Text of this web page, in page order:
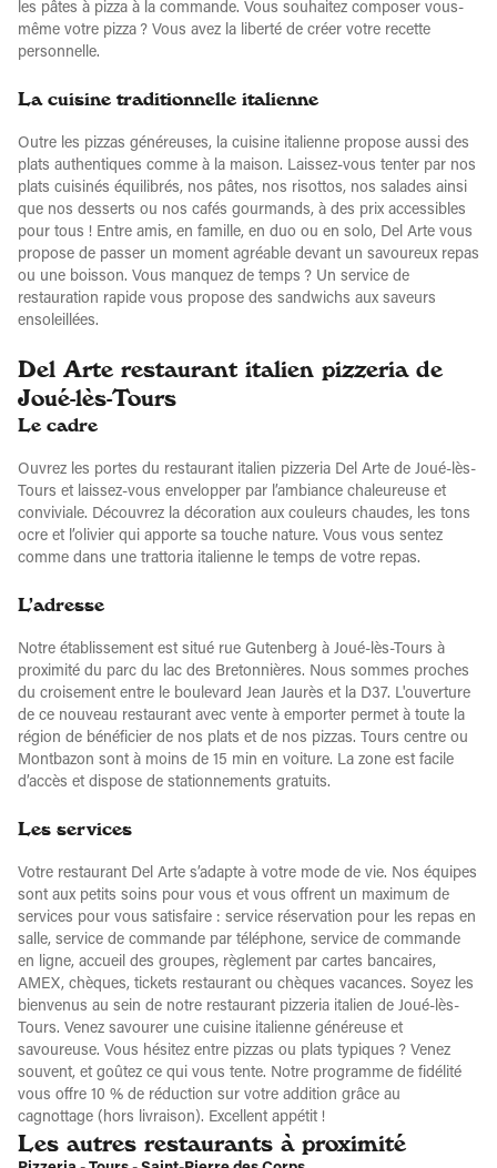
les pâtes à pizza à la commande. Vous souhaitez composer vous-
même votre pizza ? Vous avez la liberté de créer votre recette
personnelle.
La cuisine traditionnelle italienne
Outre les pizzas généreuses, la cuisine italienne propose aussi des
plats authentiques comme à la maison. Laissez-vous tenter par nos
plats cuisinés équilibrés, nos pâtes, nos risottos, nos salades ainsi
que nos desserts ou nos cafés gourmands, à des prix accessibles
pour tous ! Entre amis, en famille, en duo ou en solo, Del Arte vous
propose de passer un moment agréable devant un savoureux repas
ou une boisson. Vous manquez de temps ? Un service de
restauration rapide vous propose des sandwichs aux saveurs
ensoleillées.
Del Arte restaurant italien pizzeria de
Joué-lès-Tours
Le cadre
Ouvrez les portes du restaurant italien pizzeria Del Arte de Joué-lès-
Tours et laissez-vous envelopper par l’ambiance chaleureuse et
conviviale. Découvrez la décoration aux couleurs chaudes, les tons
ocre et l’olivier qui apporte sa touche nature. Vous vous sentez
comme dans une trattoria italienne le temps de votre repas.
L’adresse
Notre établissement est situé rue Gutenberg à Joué-lès-Tours à
proximité du parc du lac des Bretonnières. Nous sommes proches
du croisement entre le boulevard Jean Jaurès et la D37. L'ouverture
de ce nouveau restaurant avec vente à emporter permet à toute la
région de bénéficier de nos plats et de nos pizzas. Tours centre ou
Montbazon sont à moins de 15 min en voiture. La zone est facile
d’accès et dispose de stationnements gratuits.
Les services
Votre restaurant Del Arte s’adapte à votre mode de vie. Nos équipes
sont aux petits soins pour vous et vous offrent un maximum de
services pour vous satisfaire : service réservation pour les repas en
salle, service de commande par téléphone, service de commande
en ligne, accueil des groupes, règlement par cartes bancaires,
AMEX, chèques, tickets restaurant ou chèques vacances. Soyez les
bienvenus au sein de notre restaurant pizzeria italien de Joué-lès-
Tours. Venez savourer une cuisine italienne généreuse et
savoureuse. Vous hésitez entre pizzas ou plats typiques ? Venez
souvent, et goûtez ce qui vous tente. Notre programme de fidélité
vous offre 10 % de réduction sur votre addition grâce au
cagnottage (hors livraison). Excellent appétit !
Les autres restaurants à proximité